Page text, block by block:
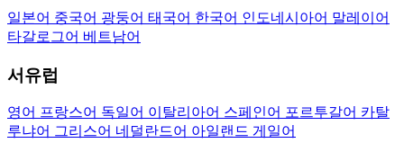
일본어 중국어 광둥어 태국어 한국어 인도네시아어 말레이어
타갈로그어 베트남어
서유럽
영어 프랑스어 독일어 이탈리아어 스페인어 포르투갈어 카탈
루냐어 그리스어 네덜란드어 아일랜드 게일어